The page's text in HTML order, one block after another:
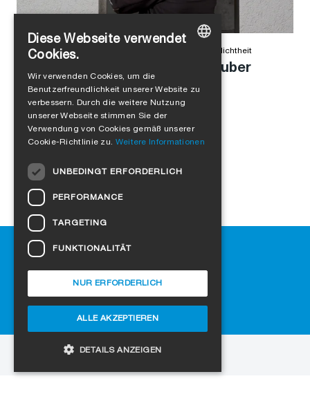
Alejandro Jimenez Luftdichtheit
Anschlussfuge einfach und sauber
abdichten
Hilfe
SIGA-Fachhändler finden
Häufig gestellte Fragen
Cookie-Einstellungen
ENGLISH
FRENCH
DANISH
LATVIAN
LITHUANIAN
Diese Webseite verwendet
Cookies.
Wir verwenden Cookies, um die
Benutzerfreundlichkeit unserer Website zu
verbessern. Durch die weitere Nutzung
unserer Webseite stimmen Sie der
Verwendung von Cookies gemäß unserer
Cookie-Richtlinie zu. Weitere Informationen
UNBEDINGT ERFORDERLICH
PERFORMANCE
TARGETING
FUNKTIONALITÄT
ALLE AKZEPTIEREN
NUR ERFORDERLICH
DETAILS ANZEIGEN